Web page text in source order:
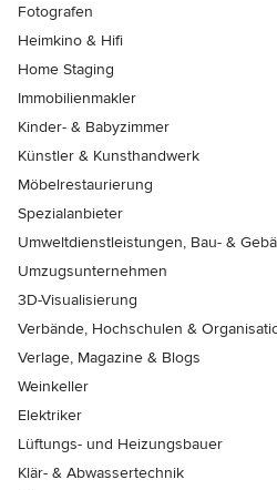
Fotografen
Heimkino & Hifi
Home Staging
Immobilienmakler
Kinder- & Babyzimmer
Künstler & Kunsthandwerk
Möbelrestaurierung
Spezialanbieter
Umweltdienstleistungen, Bau- &
Umzugsunternehmen
3D-Visualisierung
Verbände, Hochschulen &
Verlage, Magazine & Blogs
Weinkeller
Elektriker
Lüftungs- und Heizungsbauer
Klär- & Abwassertechnik